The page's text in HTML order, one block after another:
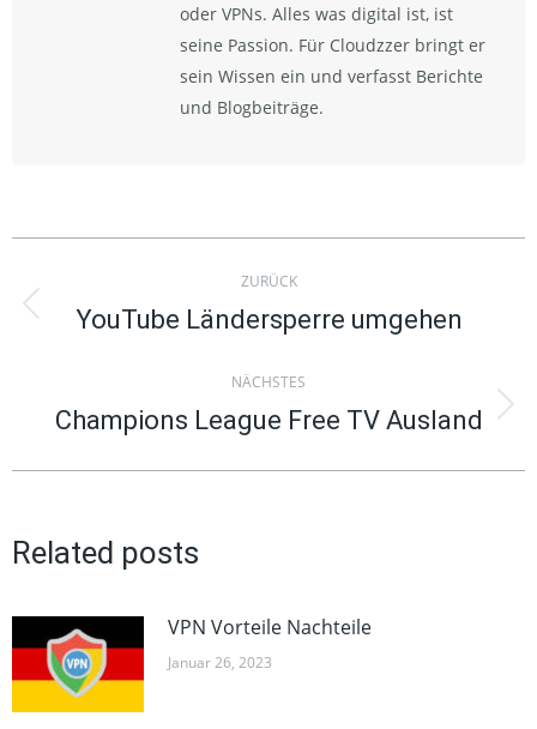
oder VPNs. Alles was digital ist, ist
seine Passion. Für Cloudzzer bringt er
sein Wissen ein und verfasst Berichte
und Blogbeiträge.
ZURÜCK
Vorheriger
YouTube Ländersperre umgehen
NÄCHSTES
Nächster
Champions League Free TV Ausland
Related posts
VPN Vorteile Nachteile
Januar 26, 2023